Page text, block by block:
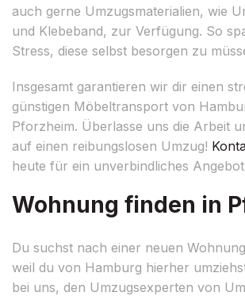
auch gerne Umzugsmaterialien, wie
und Klebeband, zur Verfügung. So
Stress, diese selbst besorgen zu
Insgesamt garantieren wir dir einen
günstigen Möbeltransport von
Pforzheim. Überlasse uns die Arbeit
auf einen reibungslosen Umzug!
heute für ein unverbindliches
Wohnung finden in
Du suchst nach einer neuen
weil du von Hamburg hierher
bei uns, den Umzugsexperten von